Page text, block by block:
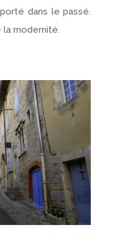
dans le passé.
la modernité.